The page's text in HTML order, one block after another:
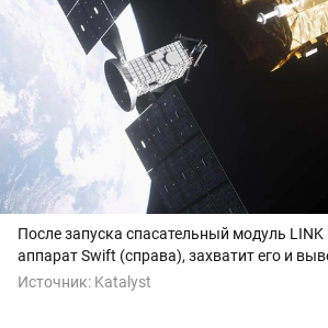
После запуска спасательный модуль LINK
аппарат Swift (справа), захватит его и
Источник: Katalyst